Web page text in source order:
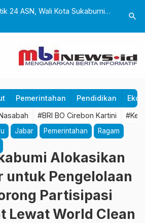
24 ASN, Wali Kota Sukabumi
Teknologi Digital
untuk
search
Pemerintahan Pendidikan
#BRI BO Cirebon Kartini
Jabar Pemerintahan
Ragam
Alokasikan
untuk Pengelolaan
Partisipasi
Lewat World Clean